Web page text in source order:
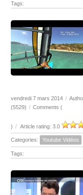
Tags:
vendredi 7 mars 2014 /
(5529) / Comments (
) / Article rating: 3.0
Categories: Youtube Vidéos
Tags: